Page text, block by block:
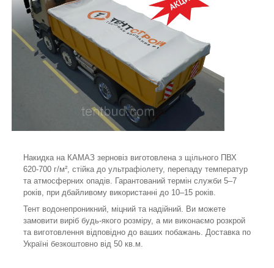
Накидка на КАМАЗ зерновіз виготовлена з щільного ПВХ
620-700 г/м², стійка до ультрафіолету, перепаду температур
та атмосферних опадів. Гарантований термін служби 5–7
років, при дбайливому використанні до 10–15 років.
Тент водонепроникний, міцний та надійний. Ви можете
замовити виріб будь-якого розміру, а ми виконаємо розкрой
та виготовлення відповідно до ваших побажань. Доставка по
Україні безкоштовно від 50 кв.м.